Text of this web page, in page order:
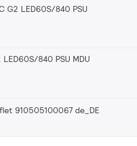
G2 LED60S/840 PSU
840 PSU MDU
910505100067 de_DE